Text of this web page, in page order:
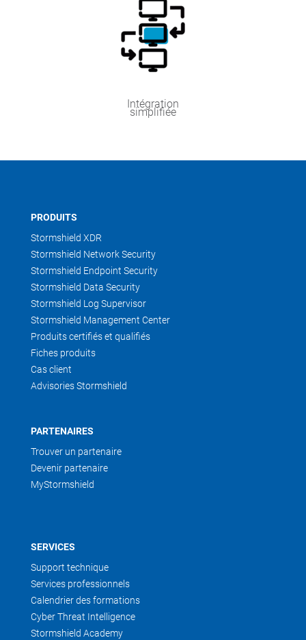
Intégration
simplifiée
PRODUITS
Stormshield XDR
Stormshield Network Security
Stormshield Endpoint Security
Stormshield Data Security
Stormshield Log Supervisor
Stormshield Management Center
Produits certifiés et qualifiés
Fiches produits
Cas client
Advisories Stormshield
PARTENAIRES
Trouver un partenaire
Devenir partenaire
MyStormshield
SERVICES
Support technique
Services professionnels
Calendrier des formations
Cyber Threat Intelligence
Stormshield Academy